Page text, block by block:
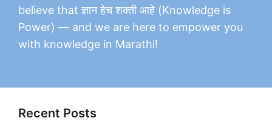
believe that ज्ञान हेच शक्ती आहे (Knowledge is
Power) — and we are here to empower you
with knowledge in Marathi!
Recent Posts